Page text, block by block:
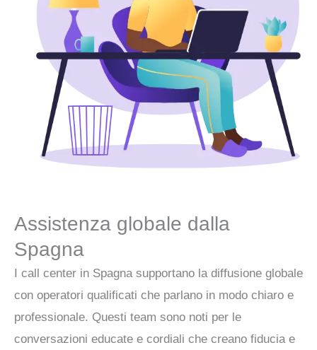
Assistenza globale dalla
Spagna
I call center in Spagna supportano la diffusione globale
con operatori qualificati che parlano in modo chiaro e
professionale. Questi team sono noti per le
conversazioni educate e cordiali che creano fiducia e